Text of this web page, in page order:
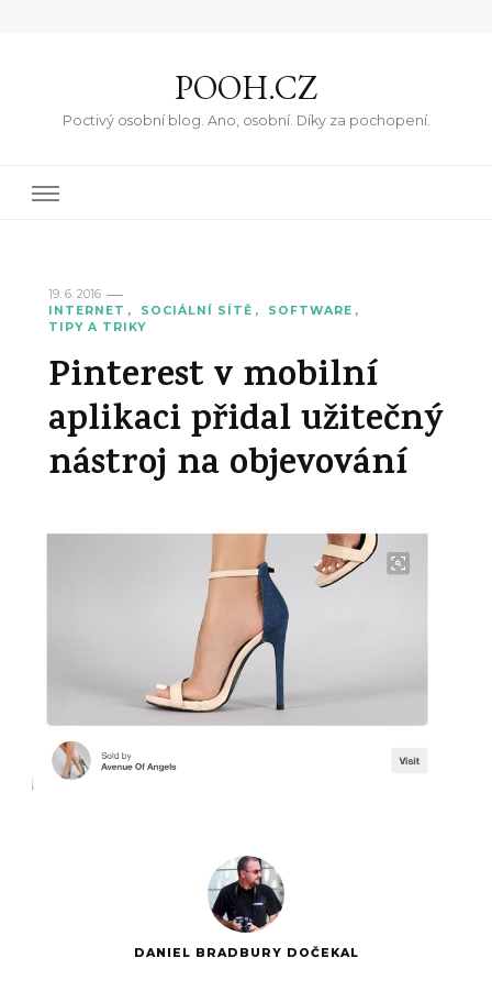
POOH.CZ
Poctivý osobní blog. Ano, osobní. Díky za pochopení.
19. 6. 2016
INTERNET
SOCIÁLNÍ SÍTĚ
SOFTWARE
TIPY A TRIKY
Pinterest v mobilní
aplikaci přidal užitečný
nástroj na objevování
DANIEL BRADBURY DOČEKAL